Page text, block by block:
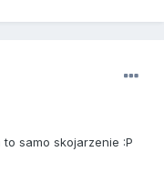
to samo skojarzenie :P